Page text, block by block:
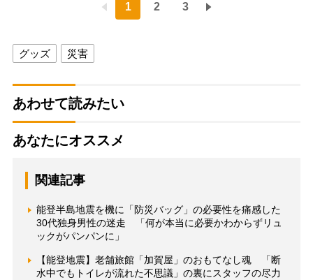
1 2 3
グッズ 災害
あわせて読みたい
あなたにオススメ
関連記事
能登半島地震を機に「防災バッグ」の必要性を痛感した
30代独身男性の迷走 「何が本当に必要かわからずリュ
ックがパンパンに」
【能登地震】老舗旅館「加賀屋」のおもてなし魂 「断
水中でもトイレが流れた不思議」の裏にスタッフの尽力